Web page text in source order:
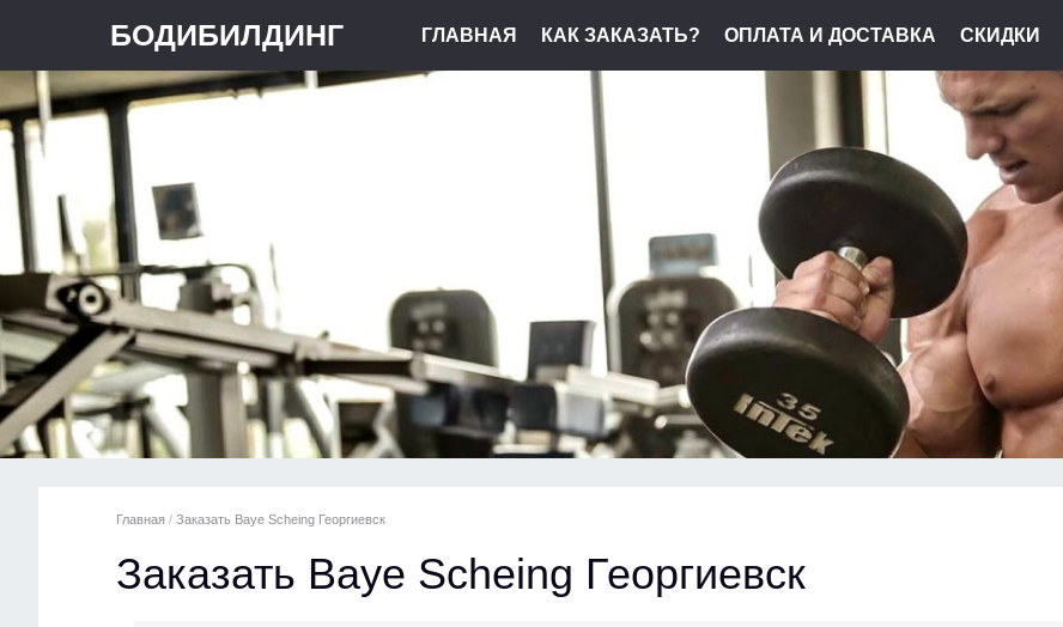
БОДИБИЛДИНГ ГЛАВНАЯ КАК ЗАКАЗАТЬ? ОПЛАТА И ДОСТАВКА СКИДКИ
Главная / Заказать Baye Scheing Георгиевск
Заказать Baye Scheing Георгиевск